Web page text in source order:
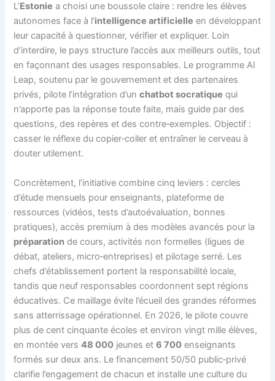
L’Estonie a choisi une boussole claire : rendre les élèves
autonomes face à l’intelligence artificielle en développant
leur capacité à questionner, vérifier et expliquer. Loin
d’interdire, le pays structure l’accès aux meilleurs outils, tout
en façonnant des usages responsables. Le programme AI
Leap, soutenu par le gouvernement et des partenaires
privés, pilote l’intégration d’unchatbot socratique qui
n’apporte pas la réponse toute faite, mais guide par des
questions, des repères et des contre‑exemples. Objectif :
casser le réflexe du copier‑coller et entraîner le cerveau à
douter utilement.
Concrètement, l’initiative combine cinq leviers : cercles
d’étude mensuels pour enseignants, plateforme de
ressources (vidéos, tests d’autoévaluation, bonnes
pratiques), accès premium à des modèles avancés pour la
préparation de cours, activités non formelles (ligues de
débat, ateliers, micro‑entreprises) et pilotage serré. Les
chefs d’établissement portent la responsabilité locale,
tandis que neuf responsables coordonnent sept régions
éducatives. Ce maillage évite l’écueil des grandes réformes
sans atterrissage opérationnel. En 2026, le pilote couvre
plus de cent cinquante écoles et environ vingt mille élèves,
en montée vers48 000 jeunes et6 700 enseignants
formés sur deux ans. Le financement 50/50 public‑privé
clarifie l’engagement de chacun et installe une culture du